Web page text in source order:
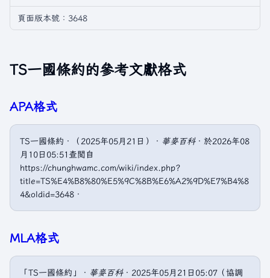
頁面版本號：3648
TS一國條約的參考文獻格式
APA格式
TS一國條約．（2025年05月21日）． 華麥百科．於2026年08
月10日05:51查閲自
https://chunghwamc.com/wiki/index.php?
title=TS%E4%B8%80%E5%9C%8B%E6%A2%9D%E7%B4%8
4&oldid=3648．
MLA格式
「TS一國條約」． 華麥百科．2025年05月21日05:07（協調